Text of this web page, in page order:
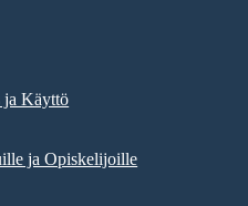
ja Käyttö
ja Opiskelijoille